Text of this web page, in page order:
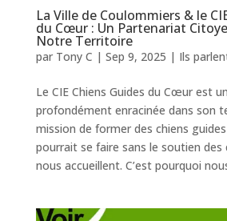
La Ville de Coulommiers & le
du Cœur : Un Partenariat
Notre Territoire
par Tony C | Sep 9, 2025 | Ils
Le CIE Chiens Guides du Cœur est
profondément enracinée dans son
mission de former des chiens
pourrait se faire sans le soutien des
nous accueillent. C’est pourquoi